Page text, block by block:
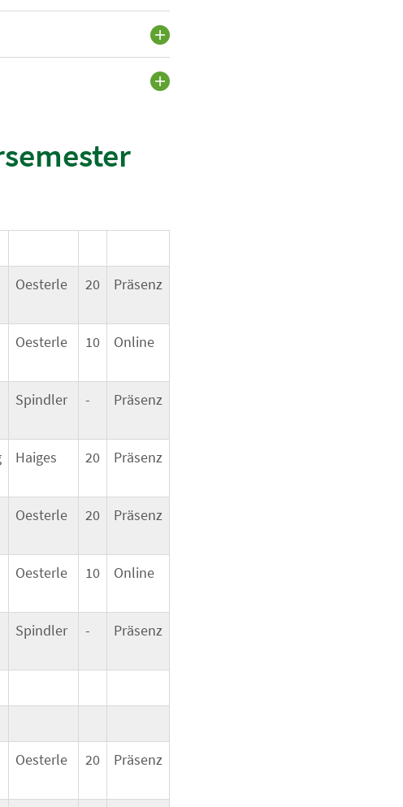
Oesterle 20 Präsenz
Oesterle 10 Online
Spindler - Präsenz
Haiges 20 Präsenz
Oesterle 20 Präsenz
Oesterle 10 Online
Spindler - Präsenz
Oesterle 20 Präsenz